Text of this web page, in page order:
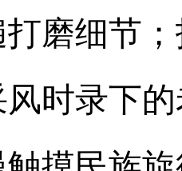
磨细节
时录下